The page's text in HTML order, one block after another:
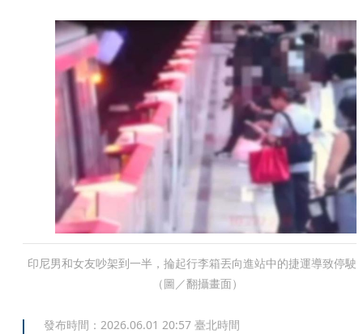
印尼男和女友吵架到一半，掄起行李箱丟向進站中的捷運導致停駛
（圖／翻攝畫面）
發布時間： 2026.06.01 20:57 臺北時間